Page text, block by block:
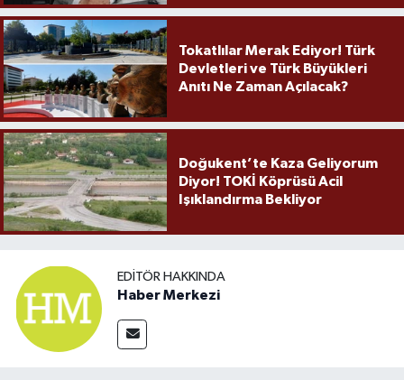
Tokatlılar Merak Ediyor! Türk
Devletleri ve Türk Büyükleri
Anıtı Ne Zaman Açılacak?
Doğukent’te Kaza Geliyorum
Diyor! TOKİ Köprüsü Acil
Işıklandırma Bekliyor
EDITÖR HAKKINDA
Haber Merkezi